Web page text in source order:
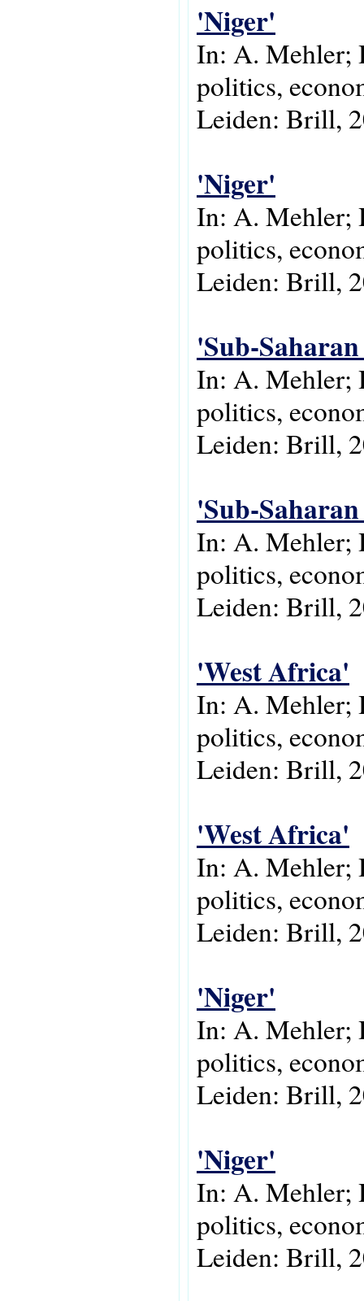
'Niger'
In: A. Mehler;
politics,
Leiden: Brill,
'Niger'
In: A. Mehler;
politics,
Leiden: Brill,
'Sub-
In: A. Mehler;
politics,
Leiden: Brill,
'Sub-
In: A. Mehler;
politics,
Leiden: Brill,
'West Africa'
In: A. Mehler;
politics,
Leiden: Brill,
'West Africa'
In: A. Mehler;
politics,
Leiden: Brill,
'Niger'
In: A. Mehler;
politics,
Leiden: Brill,
'Niger'
In: A. Mehler;
politics,
Leiden: Brill,